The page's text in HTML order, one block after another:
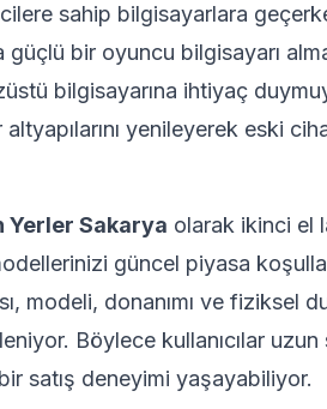
sahip bilgisayarlara
güçlü bir oyuncu bilgisayarı
bilgisayarına ihtiyaç
yenileyerek eski
Yerler Sakarya olarak ikinci el
güncel piyasa
modeli, donanımı ve fiziksel
Böylece kullanıcılar uzun
satış deneyimi yaşayabiliyor.